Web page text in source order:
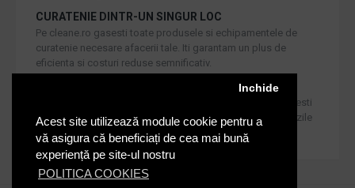
Acest site utilizează module cookie pentru a
vă asigura că beneficiați de cea mai bună
experiență pe site-ul nostru
POLITICA COOKIES
Inchide
CURATENIE DINTR-UN SINGUR LOC
Pe cleane.ro gasesti toate produsele si echipamentele de
curatenie necesare afacerii tale. Iti garantam un plus de
eficienta si costuri reduse semnificativ.
Iti oferim produse de cea mai inalta calitate, dar daca doresti
inlocuirea sau returnarea lor, noi asiguram returul in 30 de zile
de la achizitie catre consumatori.